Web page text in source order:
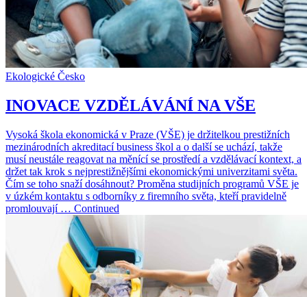
Ekologické Česko
INOVACE VZDĚLÁVÁNÍ NA VŠE
Vysoká škola ekonomická v Praze (VŠE) je držitelkou prestižních
mezinárodních akreditací business škol a o další se uchází, takže
musí neustále reagovat na měnící se prostředí a vzdělávací kontext, a
držet tak krok s nejprestižnějšími ekonomickými univerzitami světa.
Čím se toho snaží dosáhnout? Proměna studijních programů VŠE je
v úzkém kontaktu s odborníky z firemního světa, kteří pravidelně
promlouvají … Continued